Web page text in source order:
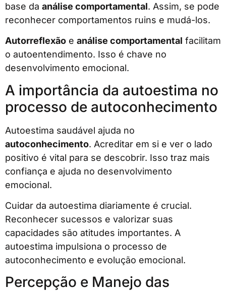
base da análise comportamental. Assim, se pode
reconhecer comportamentos ruins e mudá-los.
Autorreflexão e análise comportamental facilitam
o autoentendimento. Isso é chave no
desenvolvimento emocional.
A importância da autoestima no
processo de autoconhecimento
Autoestima saudável ajuda no
autoconhecimento. Acreditar em si e ver o lado
positivo é vital para se descobrir. Isso traz mais
confiança e ajuda no desenvolvimento
emocional.
Cuidar da autoestima diariamente é crucial.
Reconhecer sucessos e valorizar suas
capacidades são atitudes importantes. A
autoestima impulsiona o processo de
autoconhecimento e evolução emocional.
Percepção e Manejo das